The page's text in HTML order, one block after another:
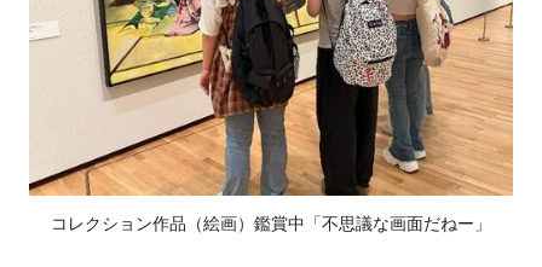
コレクション作品（絵画）鑑賞中「不思議な画面だねー」